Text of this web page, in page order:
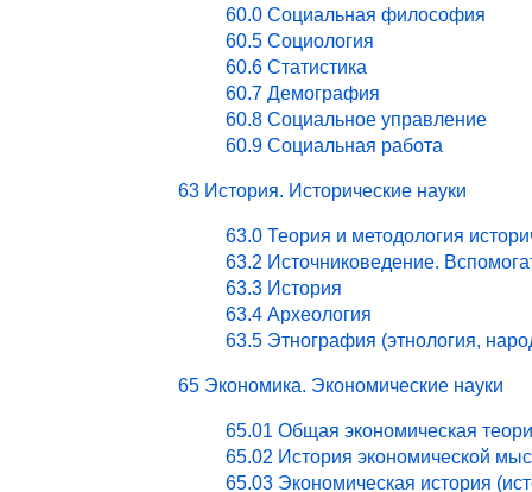
60.0 Социальная философия
60.5 Социология
60.6 Статистика
60.7 Демография
60.8 Социальное управление
60.9 Социальная работа
63 История. Исторические науки
63.0 Теория и методология
63.2 Источниковедение.
63.3 История
63.4 Археология
63.5 Этнография (этнология,
65 Экономика. Экономические науки
65.01 Общая экономическая
65.02 История экономической
65.03 Экономическая история